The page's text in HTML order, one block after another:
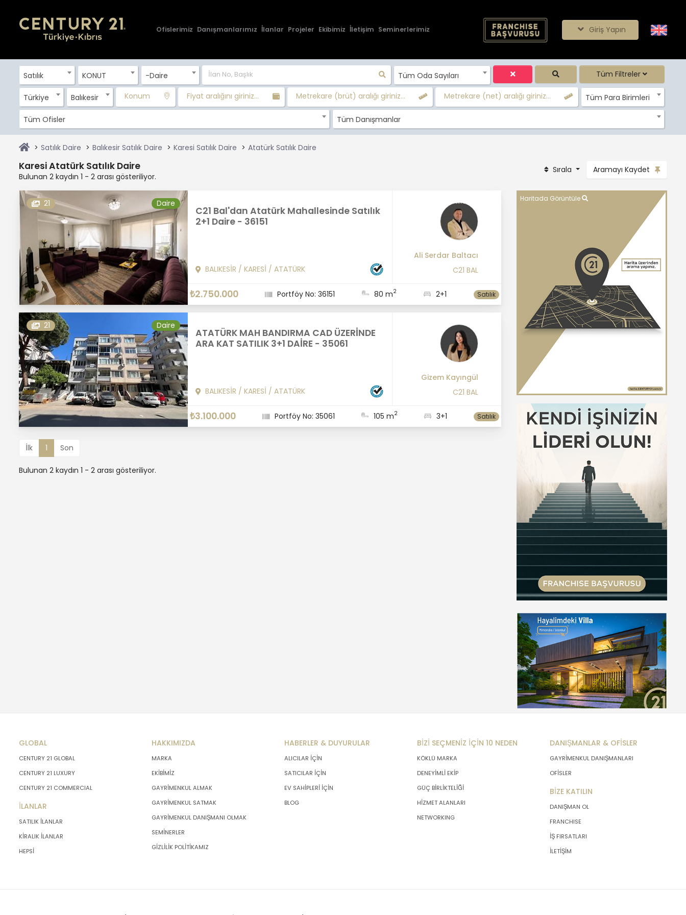
Ofislerimiz Danışmanlarımız İlanlar Projeler Ekibimiz İletişim Seminerlerimiz Giriş Yapın
Satılık KONUT -Daire Tüm Oda Sayıları Tüm Filtreler
Türkiye Balıkesir Konum Fiyat aralığını giriniz... Metrekare (brüt) aralığı giriniz... Metrekare (net) aralığı giriniz... Tüm Para Birimleri
Tüm Ofisler Tüm Danışmanlar
Satılık Daire Balıkesir Satılık Daire Karesi Satılık Daire Atatürk Satılık Daire
Karesi Atatürk Satılık Daire
Bulunan 2 kaydın 1 - 2 arası gösteriliyor.
Sırala Aramayı Kaydet
21 Daire
C21 Bal'dan Atatürk Mahallesinde Satılık
2+1 Daire - 36151
BALIKESİR / KARESİ / ATATÜRK
Ali Serdar Baltacı
C21 BAL
₺2.750.000 Portföy No: 36151 80 m2 2+1 Satılık
21 Daire
ATATÜRK MAH BANDIRMA CAD ÜZERİNDE
ARA KAT SATILIK 3+1 DAİRE - 35061
BALIKESİR / KARESİ / ATATÜRK
Gizem Kayıngül
C21 BAL
₺3.100.000 Portföy No: 35061 105 m2 3+1 Satılık
İlk 1 Son
Bulunan 2 kaydın 1 - 2 arası gösteriliyor.
Haritada Görüntüle
GLOBAL
CENTURY 21 GLOBAL
CENTURY 21 LUXURY
CENTURY 21 COMMERCIAL
İLANLAR
SATILIK İLANLAR
KİRALIK İLANLAR
HEPSİ
HAKKIMIZDA
MARKA
EKİBİMİZ
GAYRİMENKUL ALMAK
GAYRİMENKUL SATMAK
GAYRİMENKUL DANIŞMANI OLMAK
SEMİNERLER
GİZLİLİK POLİTİKAMIZ
HABERLER & DUYURULAR
ALICILAR İÇİN
SATICILAR İÇİN
EV SAHİPLERİ İÇİN
BLOG
BİZİ SEÇMENİZ İÇİN 10 NEDEN
KÖKLÜ MARKA
DENEYİMLİ EKİP
GÜÇ BİRLİKTELİĞİ
HİZMET ALANLARI
NETWORKING
DANIŞMANLAR & OFİSLER
GAYRİMENKUL DANIŞMANLARI
OFİSLER
BİZE KATILIN
DANIŞMAN OL
FRANCHISE
İŞ FIRSATLARI
İLETİŞİM